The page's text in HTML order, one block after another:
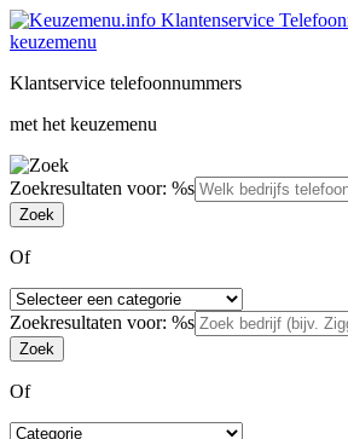
Klantservice telefoonnummers
met het keuzemenu
Zoekresultaten voor: %s
Of
Zoekresultaten voor: %s
Of